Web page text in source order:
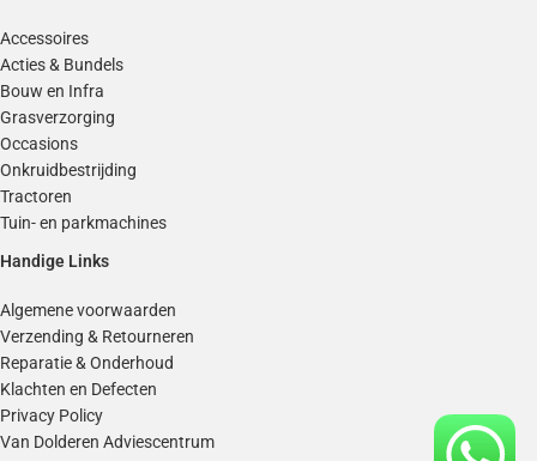
Accessoires
Acties & Bundels
Bouw en Infra
Grasverzorging
Occasions
Onkruidbestrijding
Tractoren
Tuin- en parkmachines
Handige Links
Algemene voorwaarden
Verzending & Retourneren
Reparatie & Onderhoud
Klachten en Defecten
Privacy Policy
Van Dolderen Adviescentrum